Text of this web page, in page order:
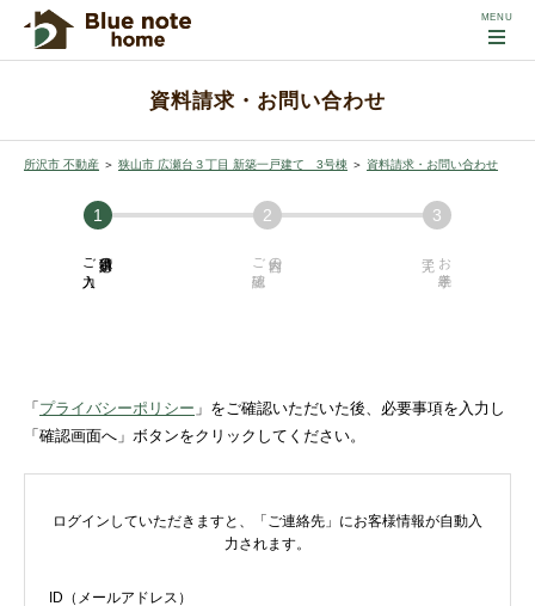
資料請求・お問い合わせ
所沢市 不動産 ＞ 狭山市 広瀬台３丁目 新築一戸建て 3号棟 ＞ 資料請求・お問い合わせ
必須項目の
ご入力 内容の
ご確認 お手続き
「 プライバシーポリシー 」をご確認いただいた後、必要事項を入力し
「確認画面へ」ボタンをクリックしてください。
ログインしていただきますと、「ご連絡先」にお客様情報が自動入
力されます。
ID（メールアドレス）